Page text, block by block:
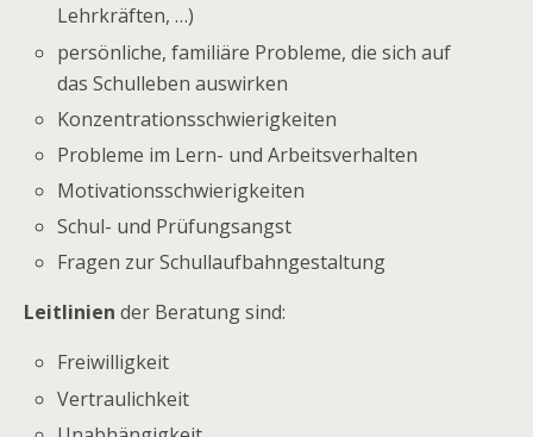
Lehrkräften, …)
persönliche, familiäre Probleme, die sich auf
das Schulleben auswirken
Konzentrationsschwierigkeiten
Probleme im Lern- und Arbeitsverhalten
Motivationsschwierigkeiten
Schul- und Prüfungsangst
Fragen zur Schullaufbahngestaltung
Leitlinien der Beratung sind:
Freiwilligkeit
Vertraulichkeit